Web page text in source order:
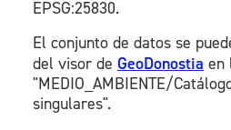
EPSG:25830.
El conjunto de datos se
del visor de GeoDonostia en
"MEDIO_AMBIENTE/
singulares".